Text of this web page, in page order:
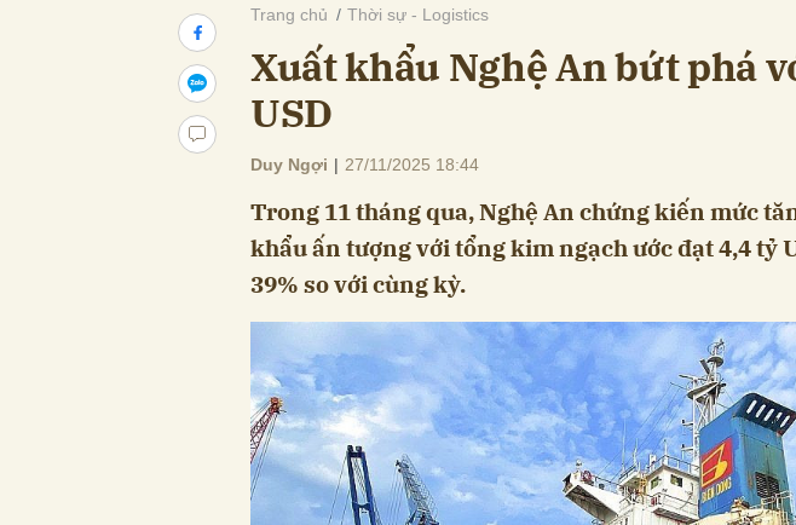
Trang chủ Thời sự - Logistics
Xuất khẩu Nghệ An bứt phá
USD
Duy Ngợi | 27/11/2025 18:44
Trong 11 tháng qua, Nghệ An chứng kiến mức
khẩu ấn tượng với tổng kim ngạch ước đạt 4,4 tỷ
39% so với cùng kỳ.